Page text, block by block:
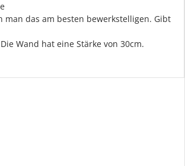
man das am besten bewerkstelligen. Gibt
Wand hat eine Stärke von 30cm.